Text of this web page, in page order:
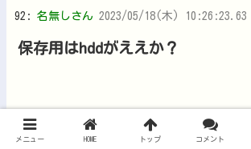
92: 名無しさん 2023/05/18(木) 10:26:23.63
保存用はhddがええか？
98: 名無しさん 2023/05/18(木)
メニュー HOME トップ コメント